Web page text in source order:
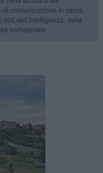
comunicazione in cerca
doti dell’intelligenza, della
immateriale.